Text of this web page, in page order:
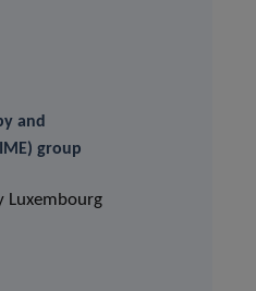
and
group
Luxembourg